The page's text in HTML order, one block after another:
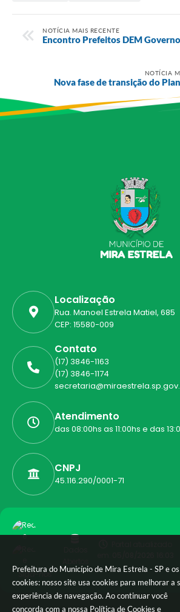
Prefeitura do Município de Mira Estrela - SP e os
cookies: nosso site usa cookies para melhorar a
experiência de navegação. Ao continuar você
concorda com a nossa Política de Cookies e
NOTÍCIA MAIS RECENTE
Encontro Prefeitos DEM
NOTÍCIA
Nova fase de transição do
Localização
Rua. Manoel Estrela Matiel, 685
CEP: 15580-009
Contato
(17) 3846-1163
(17) 3846-1174
Atendimento
das 08:00hs as 11:00hs e das
CNPJ
45.116.290/0001-71
Siga-nos